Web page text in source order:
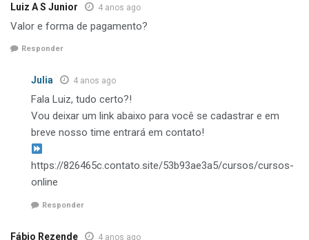
Luiz A S Junior 4 anos ago
Valor e forma de pagamento?
Responder
Julia 4 anos ago
Fala Luiz, tudo certo?!
Vou deixar um link abaixo para você se cadastrar e em
breve nosso time entrará em contato!
https://826465c.contato.site/53b93ae3a5/cursos/cursos-
online
Responder
Fábio Rezende 4 anos ago